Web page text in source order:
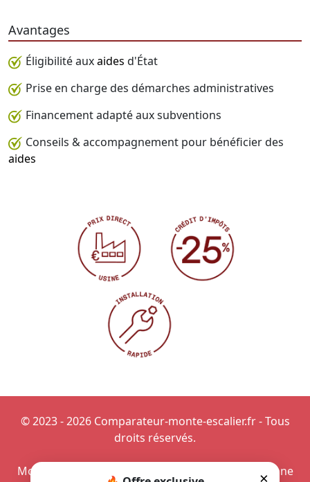
Avantages
Éligibilité auxaides d'État
Prise en charge des démarches administratives
Financement adapté aux subventions
Conseils & accompagnement pour bénéficier des
aides
© 2023 - 2026 Comparateur-monte-escalier.fr - Tous
droits réservés.
Monte-escalier à Caen
Installer un monte-personne